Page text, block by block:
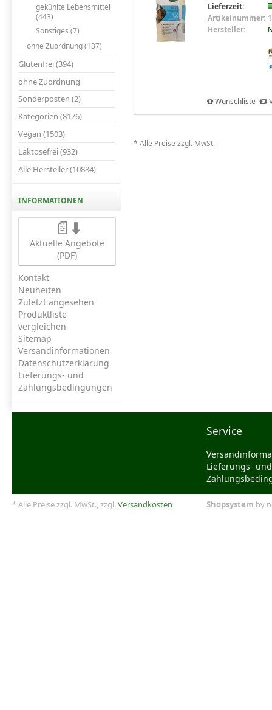
gekühlte Lebensmittel
(443)
Sonstiges (7)
ohne Zuordnung (137)
Glutenfrei (394)
ohne Zuordnung
Sonderposten (2)
Kategorien (8176)
Vegan (1503)
Laktosefrei (932)
Alle Hersteller (10884)
INFORMATIONEN
📄⬇️
Aktuelle Angebote
(PDF)
Kontakt
Neuheiten
Zuletzt angesehen
Produktliste
vergleichen
Sitemap
Versandinformationen
Datenschutzerklärung
Lieferungs- und
Zahlungsbedingungen
Lieferzeit:
Artikelnummer:
Hersteller:
Wunschliste
* Alle Preise zzgl. MwSt.
Service
Lieferungs- und
* Alle Preise zzgl. MwSt., zzgl.Versandkosten Shopsystem by